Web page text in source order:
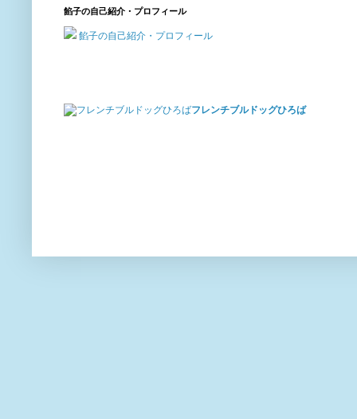
餡子の自己紹介・プロフィール
餡子の自己紹介・プロフィール
フレンチブルドッグひろば